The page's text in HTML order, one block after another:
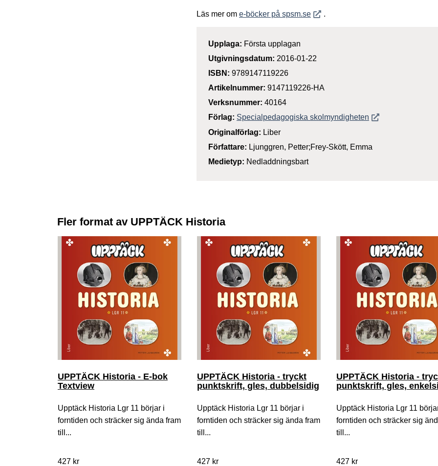
Läs mer om e-böcker på spsm.seÖppnas i nytt fönster
.
Upplaga: Första upplagan
Utgivningsdatum: 2016-01-22
ISBN: 9789147119226
Artikelnummer: 9147119226-HA
Verksnummer: 40164
Förlag: Specialpedagogiska skolmyndighetenÖppnas i nytt
Originalförlag: Liber
Författare: Ljunggren, Petter;Frey-Skött, Emma
Medietyp: Nedladdningsbart
Fler format av UPPTÄCK Historia
UPPTÄCK Historia - E-bok
Textview
Upptäck Historia Lgr 11 börjar i
forntiden och sträcker sig ända fram
till...
427 kr
UPPTÄCK Historia - tryckt
punktskrift, gles, dubbelsidig
Upptäck Historia Lgr 11 börjar i
forntiden och sträcker sig ända fram
till...
427 kr
UPPTÄCK Historia -
punktskrift, gles,
Upptäck Historia Lgr 11
forntiden och sträcker sig
till...
427 kr